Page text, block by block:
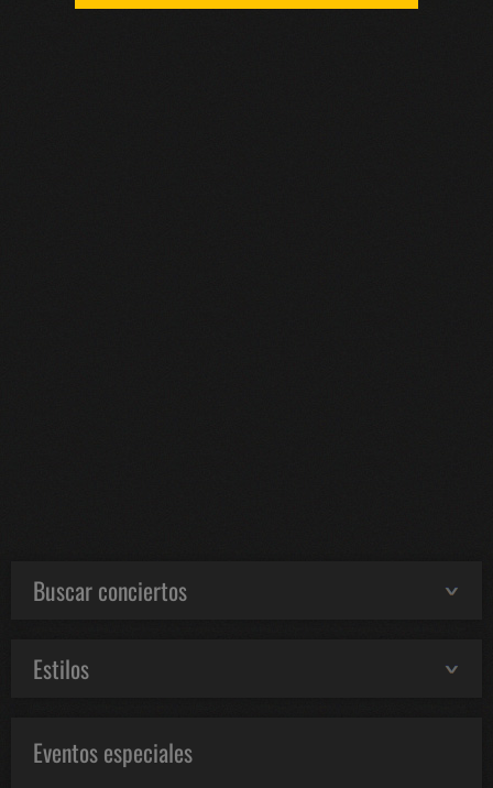
Buscar conciertos
Estilos
Eventos especiales